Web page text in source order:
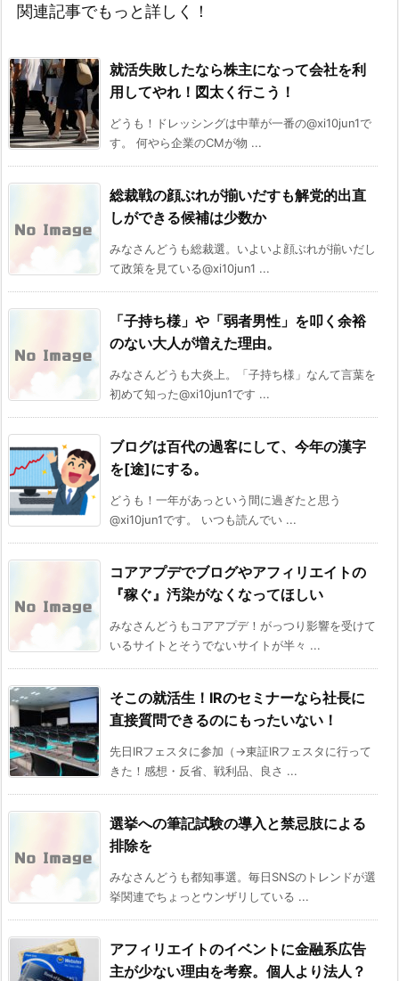
関連記事でもっと詳しく！
就活失敗したなら株主になって会社を利
用してやれ！図太く行こう！
どうも！ドレッシングは中華が一番の@xi10jun1で
す。 何やら企業のCMが物 ...
総裁戦の顔ぶれが揃いだすも解党的出直
しができる候補は少数か
みなさんどうも総裁選。いよいよ顔ぶれが揃いだし
て政策を見ている@xi10jun1 ...
「子持ち様」や「弱者男性」を叩く余裕
のない大人が増えた理由。
みなさんどうも大炎上。「子持ち様」なんて言葉を
初めて知った@xi10jun1です ...
ブログは百代の過客にして、今年の漢字
を[途]にする。
どうも！一年があっという間に過ぎたと思う
@xi10jun1です。 いつも読んでい ...
コアアプデでブログやアフィリエイトの
『稼ぐ』汚染がなくなってほしい
みなさんどうもコアアプデ！がっつり影響を受けて
いるサイトとそうでないサイトが半々 ...
そこの就活生！IRのセミナーなら社長に
直接質問できるのにもったいない！
先日IRフェスタに参加（→東証IRフェスタに行って
きた！感想・反省、戦利品、良さ ...
選挙への筆記試験の導入と禁忌肢による
排除を
みなさんどうも都知事選。毎日SNSのトレンドが選
挙関連でちょっとウンザリしている ...
アフィリエイトのイベントに金融系広告
主が少ない理由を考察。個人より法人？